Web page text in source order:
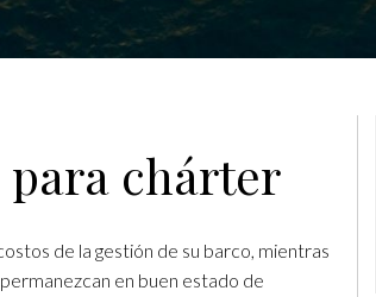
para chárter
de la gestión de su barco, mientras
en buen estado de